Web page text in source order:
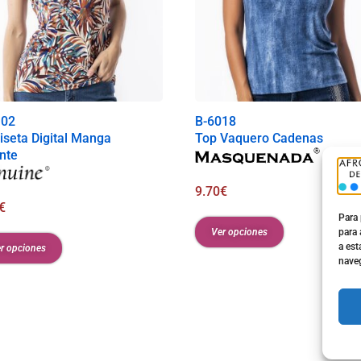
para
a
Digital Manga
opciones
B-6018
Top Vaquero Cadenas
9.70€
Ver opciones